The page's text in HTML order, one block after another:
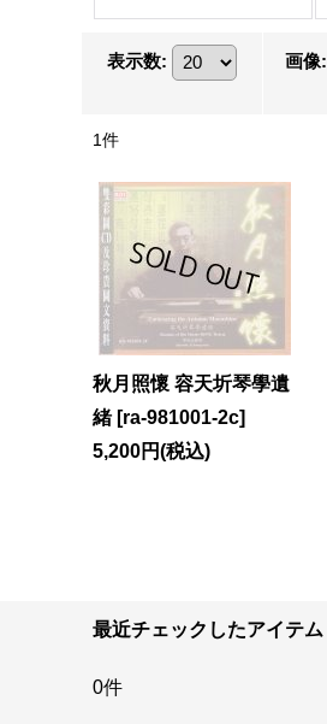
表示数: 画像:
1件
秋月照懷 容天圻琴學遺
緒 [ra-981001-2c]
5,200円(税込)
最近チェックしたアイテム
0件